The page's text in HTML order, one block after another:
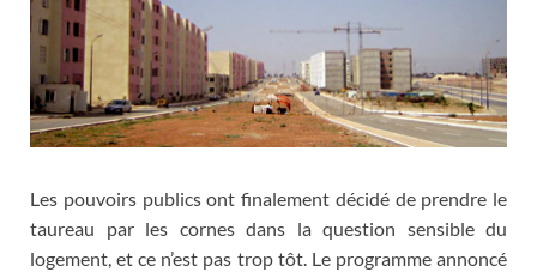
Les pouvoirs publics ont finalement décidé de prendre le
taureau par les cornes dans la question sensible du
logement, et ce n’est pas trop tôt. Le programme annoncé